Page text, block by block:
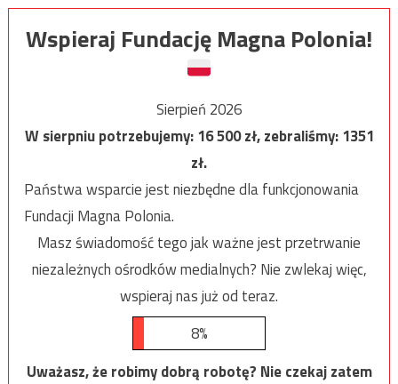
Wspieraj Fundację Magna Polonia!
Sierpień 2026
W sierpniu potrzebujemy:16 500zł, zebraliśmy:1351
zł.
Państwa wsparcie jest niezbędne dla funkcjonowania
Fundacji Magna Polonia.
Masz świadomość tego jak ważne jest przetrwanie
niezależnych ośrodków medialnych? Nie zwlekaj więc,
wspieraj nas już od teraz.
8%
Uważasz, że robimy dobrą robotę? Nie czekaj zatem